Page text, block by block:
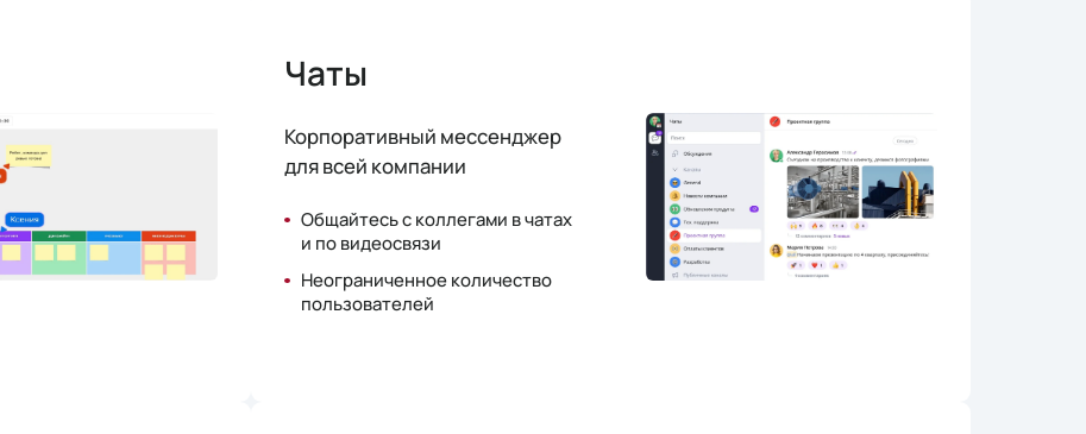
Чаты
Корпоративный мессенджер
для всей компании
Общайтесь с коллегами в чатах
и по видеосвязи
Неограниченное количество
пользователей